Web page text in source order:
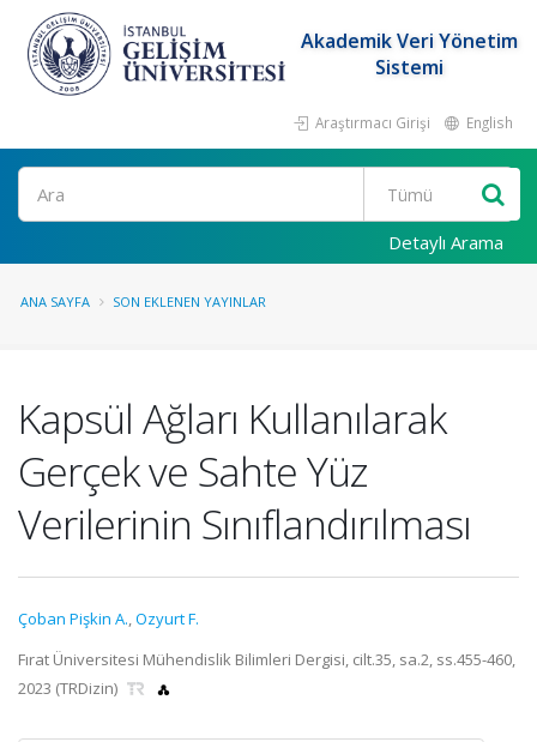
Akademik Veri Yönetim
Sistemi
Araştırmacı Girişi English
Ara
Detaylı Arama
ANA SAYFA SON EKLENEN YAYINLAR
Kapsül Ağları Kullanılarak
Gerçek ve Sahte Yüz
Verilerinin Sınıflandırılması
Çoban Pişkin A.,Ozyurt F.
Fırat Üniversitesi Mühendislik Bilimleri Dergisi, cilt.35, sa.2, ss.455-460,
2023 (TRDizin)